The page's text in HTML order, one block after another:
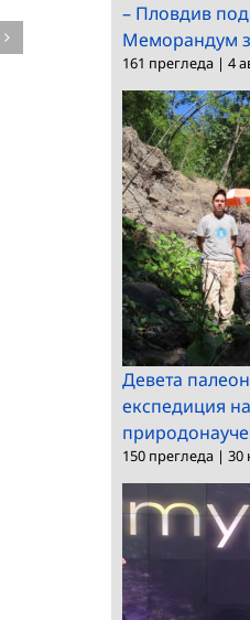
Утвърден
чуждестранен
българист гостува в
КМНЦ
– Пловдив
Меморандум
161 прегледа | 4
Девета
експедиция
150 прегледа | 30